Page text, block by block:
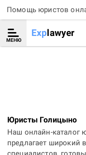
Помощь юристов
МЕНЮ
Explawyer
Юристы Голицыно
Наш онлайн-каталог
предлагает широкий